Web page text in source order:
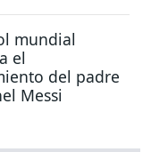
mundial
el
del padre
Messi